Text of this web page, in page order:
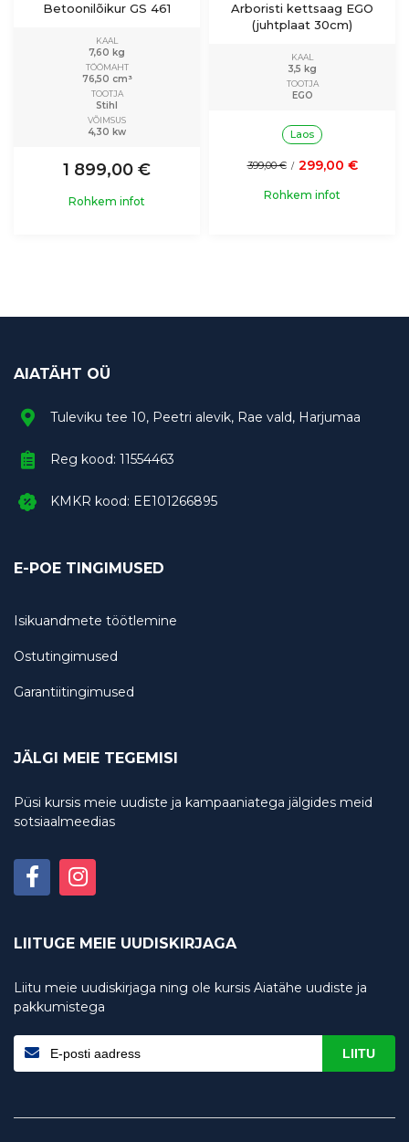
Betoonilõikur GS 461
KAAL
7,60 kg
TÖÖMAHT
76,50 cm³
TOOTJA
Stihl
VÕIMSUS
4,30 kw
1 899,00 €
Rohkem infot
Arboristi kettsaag EGO
(juhtplaat 30cm)
KAAL
3,5 kg
TOOTJA
EGO
Laos
399,00 € / 299,00 €
Rohkem infot
AIATÄHT OÜ
Tuleviku tee 10, Peetri alevik, Rae vald, Harjumaa
Reg kood: 11554463
KMKR kood: EE101266895
E-POE TINGIMUSED
Isikuandmete töötlemine
Ostutingimused
Garantiitingimused
JÄLGI MEIE TEGEMISI
Püsi kursis meie uudiste ja kampaaniatega jälgides meid
sotsiaalmeedias
LIITUGE MEIE UUDISKIRJAGA
Liitu meie uudiskirjaga ning ole kursis Aiatähe uudiste ja
pakkumistega
LIITU